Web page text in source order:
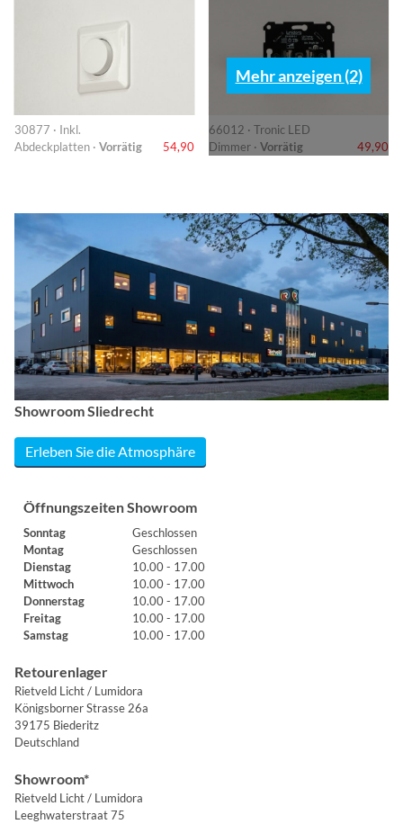
30877 · Inkl.
Abdeckplatten · Vorrätig 54,90
66012 · Tronic LED
Dimmer · Vorrätig 49,90
Mehr anzeigen (2)
Showroom Sliedrecht
Erleben Sie die Atmosphäre
Öffnungszeiten Showroom
Sonntag
Geschlossen
Montag
Geschlossen
Dienstag
10.00 - 17.00
Mittwoch
10.00 - 17.00
Donnerstag
10.00 - 17.00
Freitag
10.00 - 17.00
Samstag
10.00 - 17.00
Retourenlager
Rietveld Licht / Lumidora
Königsborner Strasse 26a
39175 Biederitz
Deutschland
Showroom*
Rietveld Licht / Lumidora
Leeghwaterstraat 75